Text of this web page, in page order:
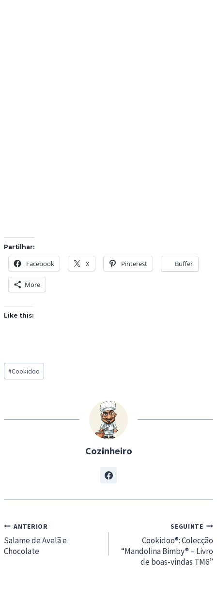
Partilhar:
Facebook X Pinterest Buffer
More
Like this:
Post
Tags:
#Cookidoo
Cozinheiro
Navegação
de
artigos
ANTERIOR
Salame de Avelã e
Chocolate
SEGUINTE
Cookidoo®: Colecção
“Mandolina Bimby® – Livro
de boas-vindas TM6”